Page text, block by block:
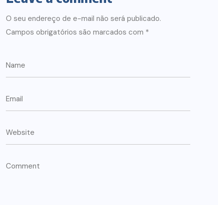
O seu endereço de e-mail não será publicado.
Campos obrigatórios são marcados com *